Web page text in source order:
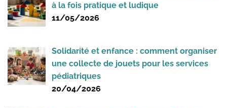
à la fois pratique et ludique
11/05/2026
Solidarité et enfance : comment organiser
une collecte de jouets pour les services
pédiatriques
20/04/2026